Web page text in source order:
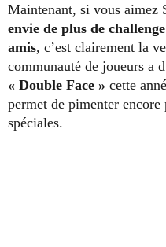
Maintenant, si vous aimez
envie de plus de
amis, c’est clairement la
communauté de joueurs a
« Double Face » cette
permet de pimenter encore
spéciales.